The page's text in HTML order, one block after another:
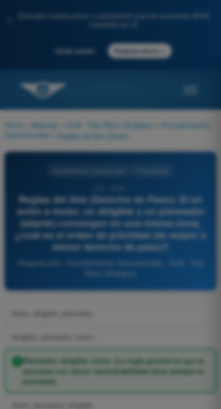
Descubre nuestro portal: tu preparación para los exámenes AESA
Iniciar sesión Empieza ahora
Home Materias ULM - Test Piloto Ultraligero
Procedimientos
Operacionales
Reglas del Aire (Derecho de Paso): Si un
avión a motor, un dirigible y un planeador
(aliante) convergen en una misma zona,
¿cuál es el orden de prioridad (de mayor a
menor derecho de paso)?
Pregunta 203 - Procedimientos Operacionales - ULM - Test
Planeador, dirigible, avión. (La regla general es que la
aeronave con menor maniobrabilidad tiene siempre la
prioridad).